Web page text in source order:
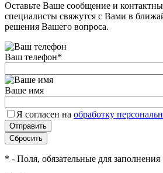
Оставьте Ваше сообщение и
специалисты свяжутся с Вами в
решения Вашего вопроса.
Ваш телефон*
Ваше имя
Я согласен на обработку
* - Поля, обязательные для заполнения